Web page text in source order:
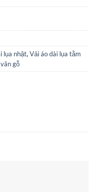
lụa nhật, Vải áo dài lụa tằm
gỗ